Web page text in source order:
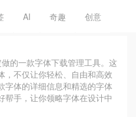
AI 奇趣 创意
的一款字体下载管理工具。这
，不仅让你轻松、自由和高效
字体的详细信息和精选的字体
帮手，让你领略字体在设计中